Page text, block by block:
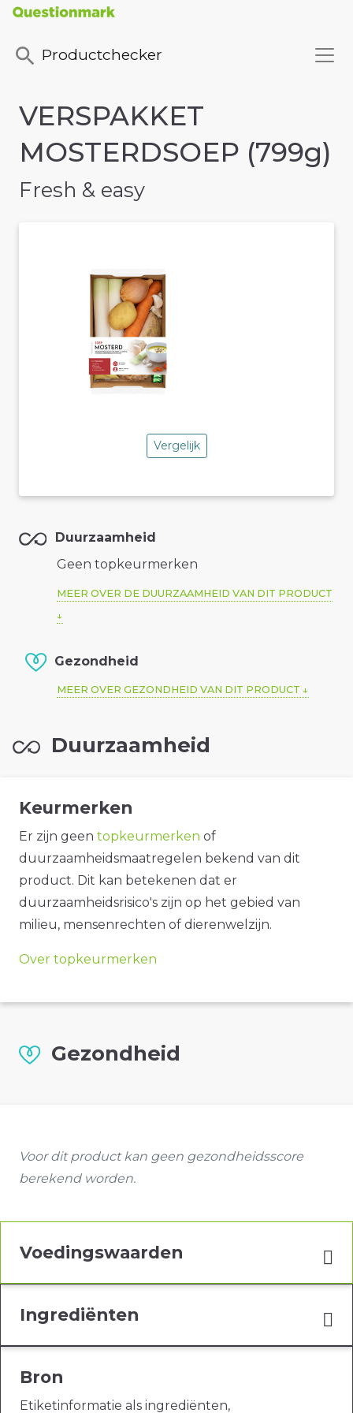
Productchecker
VERSPAKKET
MOSTERDSOEP (799g)
Fresh & easy
Vergelijk
Duurzaamheid
Geen topkeurmerken
MEER OVER DE DUURZAAMHEID VAN DIT PRODUCT
Gezondheid
MEER OVER GEZONDHEID VAN DIT PRODUCT
Duurzaamheid
Keurmerken
Er zijn geen topkeurmerken of
duurzaamheidsmaatregelen bekend van dit
product. Dit kan betekenen dat er
duurzaamheidsrisico's zijn op het gebied van
milieu, mensenrechten of dierenwelzijn.
Over topkeurmerken
Gezondheid
Voor dit product kan geen gezondheidsscore
berekend worden.
Voedingswaarden
Ingrediënten
Bron
Etiketinformatie als ingrediënten,